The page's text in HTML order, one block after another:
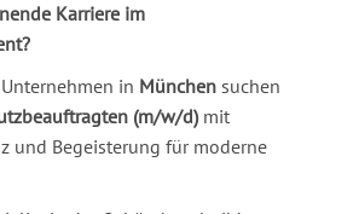
Karriere im
in München suchen
(m/w/d) mit
und Begeisterung für moderne